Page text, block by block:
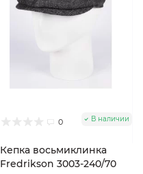
0 В наличии
Кепка восьмиклинка
Fredrikson 3003-240/70